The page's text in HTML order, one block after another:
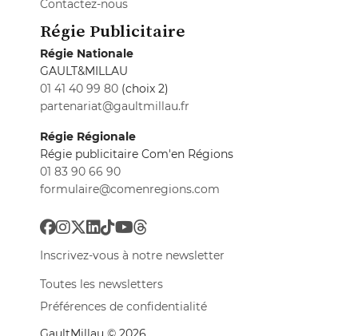
Contactez-nous
Régie Publicitaire
Régie Nationale
GAULT&MILLAU
01 41 40 99 80 (choix 2)
partenariat@gaultmillau.fr
Régie Régionale
Régie publicitaire Com'en Régions
01 83 90 66 90
formulaire@comenregions.com
Inscrivez-vous à notre newsletter
Toutes les newsletters
Préférences de confidentialité